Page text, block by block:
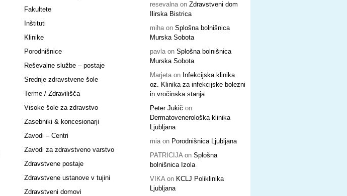
resevalnaon Zdravstveni dom
Ilirska Bistrica
mihaon Splošna bolnišnica
Murska Sobota
pavlaon Splošna bolnišnica
Murska Sobota
Marjetaon Infekcijska klinika
oz. Klinika za infekcijske bolezni
in vročinska stanja
Peter Jukič on
Dermatovenerološka klinika
Ljubljana
miaon Porodnišnica Ljubljana
PATRICIJAon Splošna
bolnišnica Izola
VIKAon KCLJ Poliklinika
Ljubljana
Fakultete
Inštituti
Klinike
Porodnišnice
Reševalne službe – postaje
Srednje zdravstvene šole
Terme / Zdravilišča
Visoke šole za zdravstvo
Zasebniki & koncesionarji
Zavodi – Centri
Zavodi za zdravstveno varstvo
Zdravstvene postaje
Zdravstvene ustanove v tujini
Zdravstveni domovi